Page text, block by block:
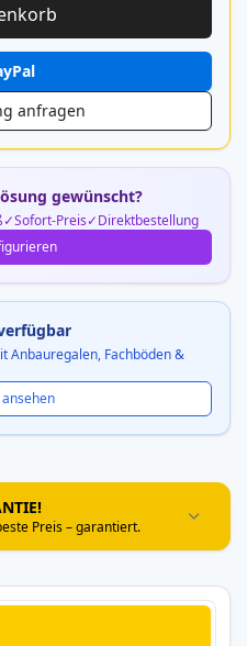
anfragen
gewünscht?
Sofort-Preis
Direktbestellung
Anbauregalen, Fachböden &
Preis – garantiert.